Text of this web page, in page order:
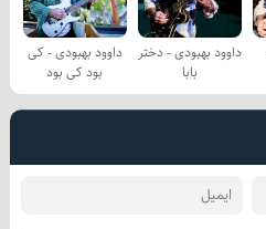
داوود بهبودی - دختر
بابا
داوود بهبودی - کی
بود کی بود